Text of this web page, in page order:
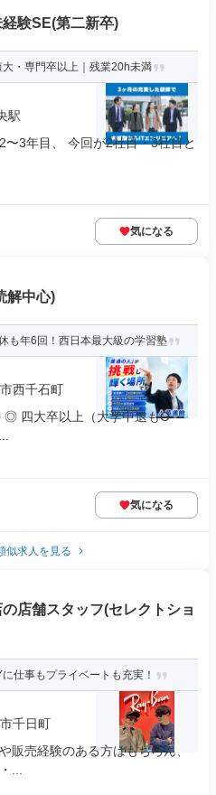
験SE(第二新卒)
・専門卒以上｜残業20h未満
駅
3年目、 今回が2社目・3社目と
気になる
解中心)
も年6回！西日本最大級の学習塾
西千石町
◎ 四大卒以上（大学中退もO
気になる
似求人を見る
店舗スタッフ(セレクトショ
仕事もプライベートも充実！
千日町
売経験のある方はもちろん、
...